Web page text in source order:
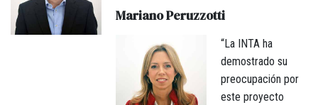
Mariano Peruzzotti
“La INTA ha
demostrado su
preocupación por
este proyecto